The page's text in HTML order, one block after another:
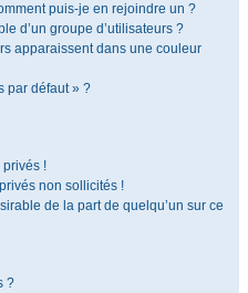
puis-je en rejoindre un ?
d’un groupe d’utilisateurs ?
apparaissent dans une couleur
par défaut » ?
!
non sollicités !
de la part de quelqu’un sur ce
?